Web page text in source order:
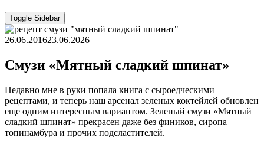
Toggle Sidebar
26.06.201623.06.2026
Смузи «Мятный сладкий шпинат»
Недавно мне в руки попала книга с сыроедческими
рецептами, и теперь наш арсенал зеленых коктейлей обновлен
еще одним интересным вариантом. Зеленый смузи «Мятный
сладкий шпинат» прекрасен даже без фиников, сиропа
топинамбура и прочих подсластителей.